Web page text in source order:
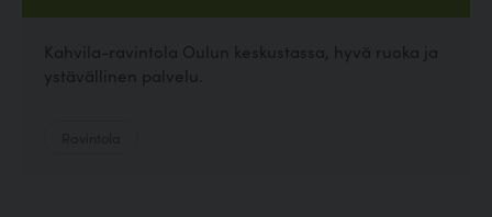
Kahvila-ravintola Oulun keskustassa, hyvä ruoka ja
ystävällinen palvelu.